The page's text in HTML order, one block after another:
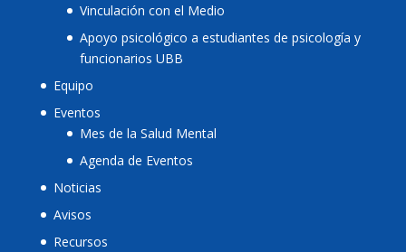
Vinculación con el Medio
Apoyo psicológico a estudiantes de psicología y
funcionarios UBB
Equipo
Eventos
Mes de la Salud Mental
Agenda de Eventos
Noticias
Avisos
Recursos